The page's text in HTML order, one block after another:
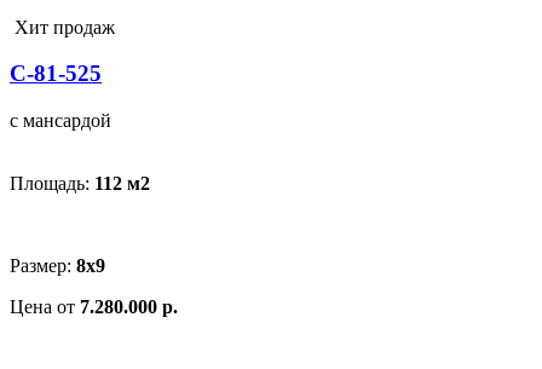
Хит продаж
С-81-525
с мансардой
Площадь: 112 м2
Размер: 8х9
Цена от 7.280.000 р.